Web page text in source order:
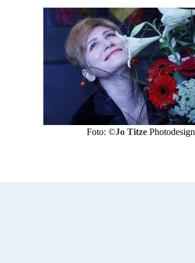
©Jo Titze Photodesign